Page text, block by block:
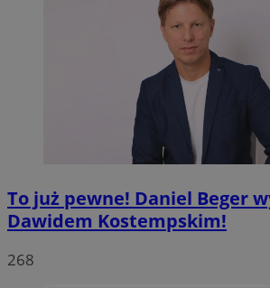
To już pewne! Daniel Beger
Dawidem Kostempskim!
268